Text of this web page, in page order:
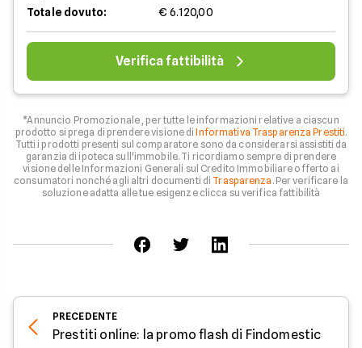
Totale dovuto:
€ 6.120,00
Verifica fattibilità
*Annuncio Promozionale , per tutte le informazioni relative a ciascun
prodotto si prega di prendere visione diInformativa Trasparenza Prestiti.
Tutti i prodotti presenti sul comparatore sono da considerarsi assistiti da
garanzia di ipoteca sull'immobile. Ti ricordiamo sempre di prendere
visione delle Informazioni Generali sul Credito Immobiliare offerto ai
consumatori nonché agli altri documenti di Trasparenza . Per verificare la
soluzione adatta alle tue esigenze clicca su verifica fattibilità
PRECEDENTE
Prestiti online: la promo flash di Findomestic